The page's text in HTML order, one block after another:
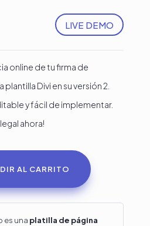
LIVE DEMO
online de tu firma de
Divi en su versión 2.
y fácil de implementar.
ahora!
AL CARRITO
es una platilla de página